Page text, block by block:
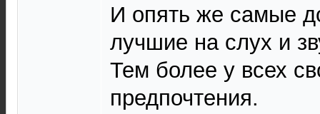
И опять же самые
лучшие на слух и
Тем более у всех
предпочтения.